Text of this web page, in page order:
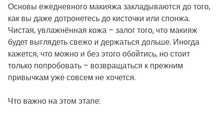
Основы ежедневного макияжа закладываются до того,
как вы даже дотронетесь до кисточки или спонжа.
Чистая, увлажнённая кожа – залог того, что макияж
будет выглядеть свежо и держаться дольше. Иногда
кажется, что можно и без этого обойтись, но стоит
только попробовать – возвращаться к прежним
привычкам уже совсем не хочется.
Что важно на этом этапе: